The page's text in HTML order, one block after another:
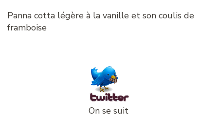
Panna cotta légère à la vanille et son coulis de
framboise
On se suit